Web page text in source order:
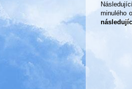
minulého